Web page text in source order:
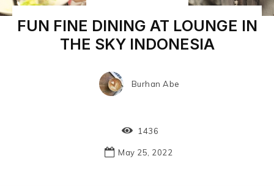
FUN FINE DINING AT LOUNGE IN
THE SKY INDONESIA
Burhan Abe
1436
May 25, 2022